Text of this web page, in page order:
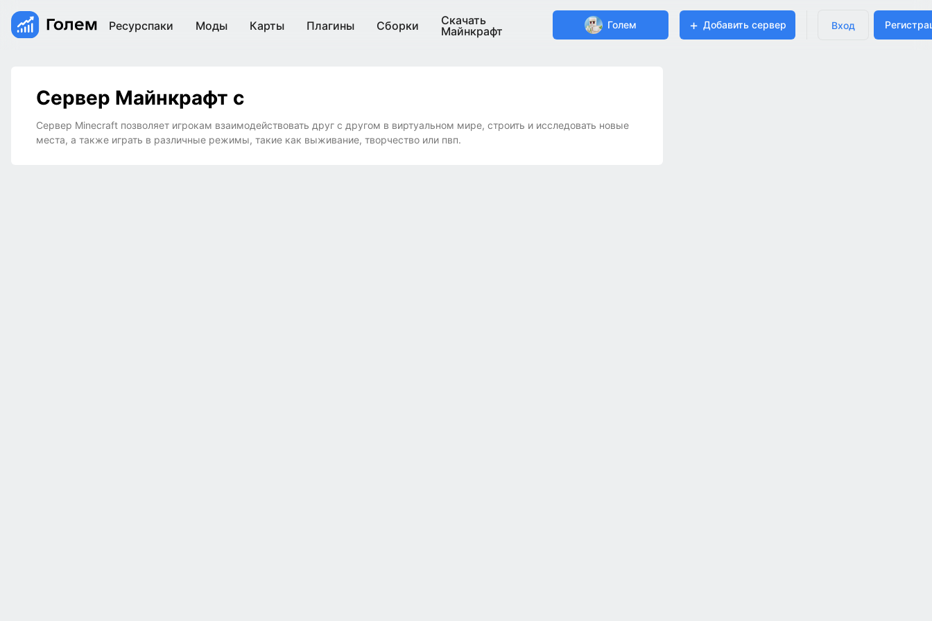
Ресурспаки Моды Карты Плагины Сборки
Скачать
Майнкрафт
Голем Добавить сервер Вход
Сервер Майнкрафт с
Сервер Minecraft позволяет игрокам взаимодействовать друг с другом в виртуальном мире, строить и исследовать новые
места, а также играть в различные режимы, такие как выживание, творчество или пвп.